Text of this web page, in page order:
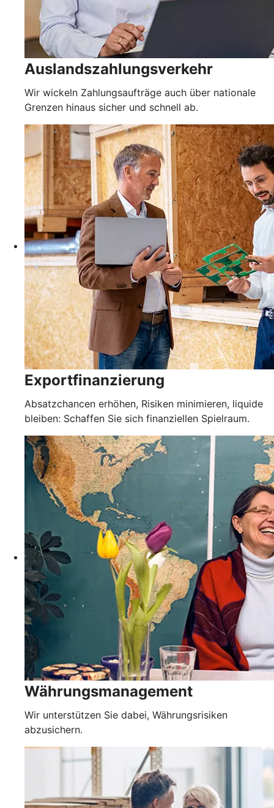
Auslandszahlungsverkehr
Wir wickeln Zahlungsaufträge auch über nationale
Grenzen hinaus sicher und schnell ab.
Exportfinanzierung
Absatzchancen erhöhen, Risiken minimieren, liquide
bleiben: Schaffen Sie sich finanziellen Spielraum.
Währungsmanagement
Wir unterstützen Sie dabei, Währungsrisiken
abzusichern.